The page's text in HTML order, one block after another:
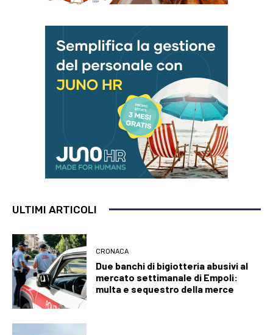
ULTIMI ARTICOLI
CRONACA
Due banchi di bigiotteria abusivi al
mercato settimanale di Empoli:
multa e sequestro della merce